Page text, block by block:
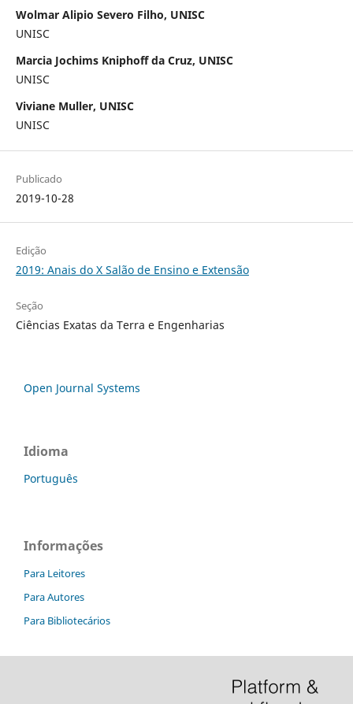
Wolmar Alipio Severo Filho, UNISC
UNISC
Marcia Jochims Kniphoff da Cruz, UNISC
UNISC
Viviane Muller, UNISC
UNISC
Publicado
2019-10-28
Edição
2019: Anais do X Salão de Ensino e Extensão
Seção
Ciências Exatas da Terra e Engenharias
Open Journal Systems
Idioma
Português
Informações
Para Leitores
Para Autores
Para Bibliotecários